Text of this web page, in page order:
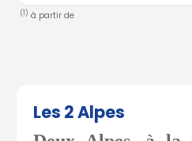
(1) à partir de
Les 2 Alpes